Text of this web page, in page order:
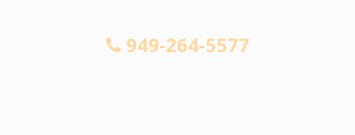
949-264-5577